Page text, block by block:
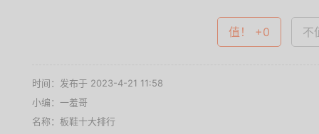
值！ +0 不
时间：发布于 2023-4-21 11:58
小编：一羞哥
名称： 板鞋十大排行